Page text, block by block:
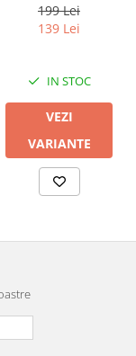
199 Lei
139 Lei
IN STOC
VEZI
VARIANTE